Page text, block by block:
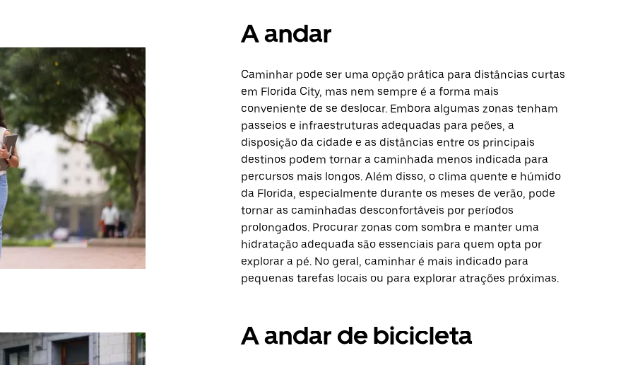
A andar
Caminhar pode ser uma opção prática para distâncias curtas
em Florida City, mas nem sempre é a forma mais
conveniente de se deslocar. Embora algumas zonas tenham
passeios e infraestruturas adequadas para peões, a
disposição da cidade e as distâncias entre os principais
destinos podem tornar a caminhada menos indicada para
percursos mais longos. Além disso, o clima quente e húmido
da Florida, especialmente durante os meses de verão, pode
tornar as caminhadas desconfortáveis por períodos
prolongados. Procurar zonas com sombra e manter uma
hidratação adequada são essenciais para quem opta por
explorar a pé. No geral, caminhar é mais indicado para
pequenas tarefas locais ou para explorar atrações próximas.
A andar de bicicleta